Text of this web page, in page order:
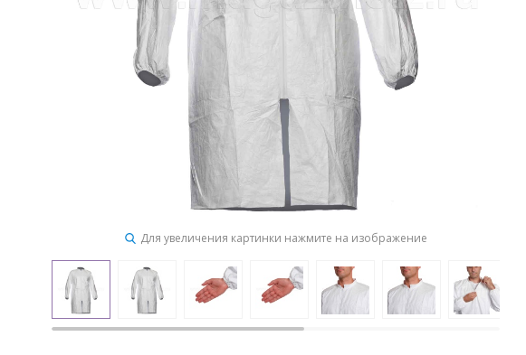
Для увеличения картинки нажмите на изображение